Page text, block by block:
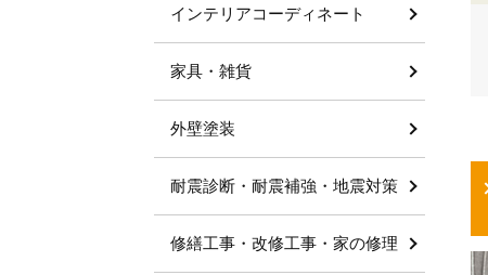
インテリアコーディネート
家具・雑貨
外壁塗装
耐震診断・耐震補強・地震対策
修繕工事・改修工事・家の修理